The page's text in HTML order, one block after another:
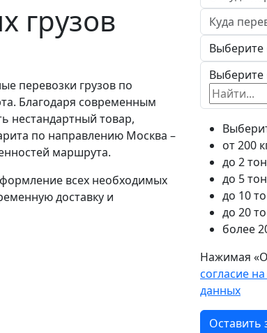
грузов
перевозки грузов по
Благодаря современным
нестандартный товар,
по направлению Москва –
маршрута.
всех необходимых
доставку и
Выберите
от 200
до 2
до 5
до 10
до 20
более
Нажимая
согласие
данных
Оставить